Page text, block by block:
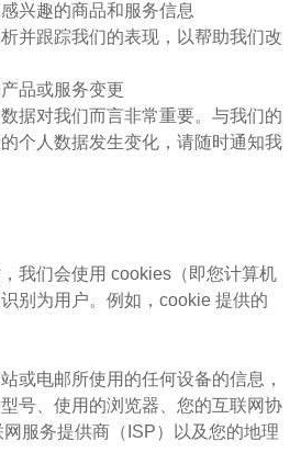
兴趣的商品和服务信息
并跟踪我们的表现，以帮助我们改
品或服务变更
据对我们而言非常重要。与我们的
个人数据发生变化，请随时通知我
我们会使用 cookies（即您计算机
别为用户。例如，cookie 提供的
或电邮所使用的任何设备的信息，
号、使用的浏览器、您的互联网协
服务提供商（ISP）以及您的地理